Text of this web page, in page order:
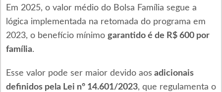
Em 2025, o valor médio do Bolsa Família segue a
lógica implementada na retomada do programa em
2023, o benefício mínimo garantido é de R$ 600 por
família.
Esse valor pode ser maior devido aos adicionais
definidos pela Lei nº 14.601/2023, que regulamenta o